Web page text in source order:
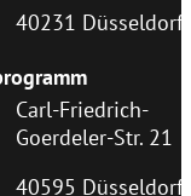
40231 Düsseldorf
Carl-Friedrich-
Goerdeler-Str. 21
40595 Düsseldorf